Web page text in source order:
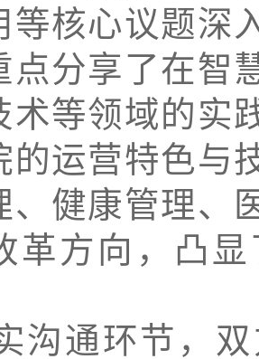
等核心议题深
点分享了在智
术等领域的实
的运营特色与
、健康管理、
革方向，凸